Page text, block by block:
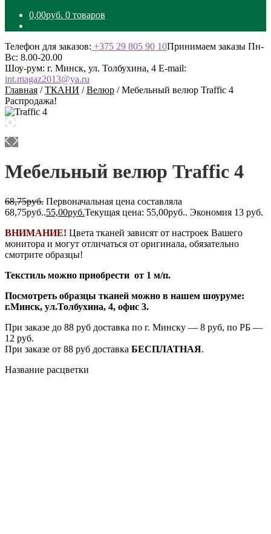
0,00руб. 0 товаров
Телефон для заказов: +375 29 805 90 10Принимаем заказы Пн-
Вс: 8.00-20.00
Шоу-рум: г. Минск, ул. Толбухина, 4 E-mail:
int.magaz2013@ya.ru
Главная /ТКАНИ /Велюр /Мебельный велюр Traffic 4
Распродажа!
Мебельный велюр Traffic 4
68,75руб. Первоначальная цена составляла
68,75руб..55,00руб.Текущая цена: 55,00руб.. Экономия 13 руб.
ВНИМАНИЕ! Цвета тканей зависят от настроек Вашего
монитора и могут отличаться от оригинала, обязательно
смотрите образцы!
Текстиль можно приобрести от 1 м/п.
Посмотреть образцы тканей можно в нашем шоуруме:
г.Минск, ул.Толбухина, 4, офис 3.
При заказе до 88 руб доставка по г. Минску — 8 руб, по РБ —
12 руб.
При заказе от 88 руб доставка БЕСПЛАТНАЯ.
Название расцветки